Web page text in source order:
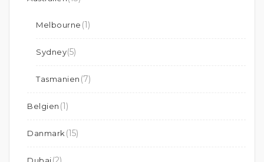
Melbourne (1)
Sydney(5)
Tasmanien (7)
Belgien (1)
Danmark (15)